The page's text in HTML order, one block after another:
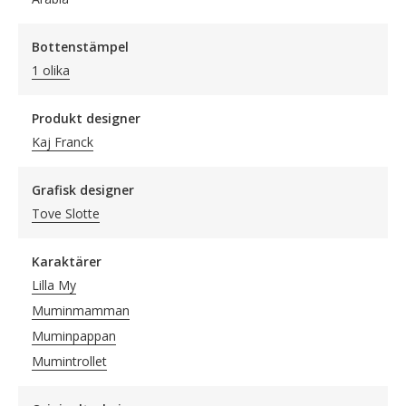
Bottenstämpel
1 olika
Produkt designer
Kaj Franck
Grafisk designer
Tove Slotte
Karaktärer
Lilla My
Muminmamman
Muminpappan
Mumintrollet